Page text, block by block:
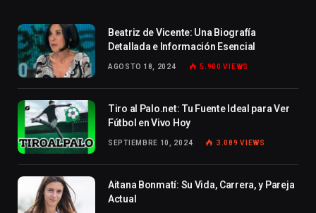
Beatriz de Vicente: Una Biografía
Detallada e Información Esencial
AGOSTO 18, 2024 5.900VIEWS
Tiro al Palo.net: Tu Fuente Ideal para Ver
Fútbol en Vivo Hoy
SEPTIEMBRE 10, 2024 3.089VIEWS
Aitana Bonmatí: Su Vida, Carrera, y Pareja
Actual